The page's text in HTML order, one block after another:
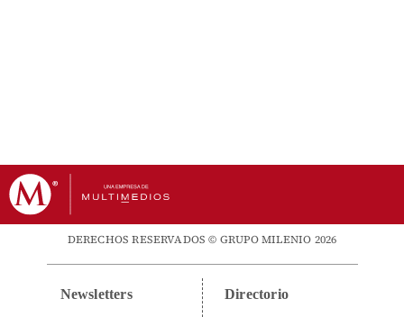
DERECHOS RESERVADOS © GRUPO MILENIO 2026
Newsletters Directorio